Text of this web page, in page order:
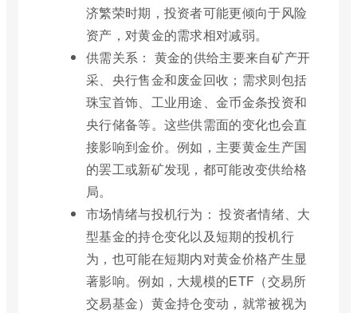
济繁荣时期，投资者可能更倾向于风险
资产，对黄金的需求相对减弱。
供需关系： 黄金的供给主要来自矿产开
采、央行售金和废金回收；需求则包括
珠宝首饰、工业用途、金币金条投资和
央行储备等。这些供需面的变化也会直
接影响到金价。例如，主要黄金生产国
的罢工或新矿发现，都可能改变供给格
局。
市场情绪与投机行为： 投资者情绪、大
型基金的持仓变化以及短期的投机行
为，也可能在短期内对黄金价格产生显
著影响。例如，大规模的ETF（交易所
交易基金）黄金持仓变动，就常被视为